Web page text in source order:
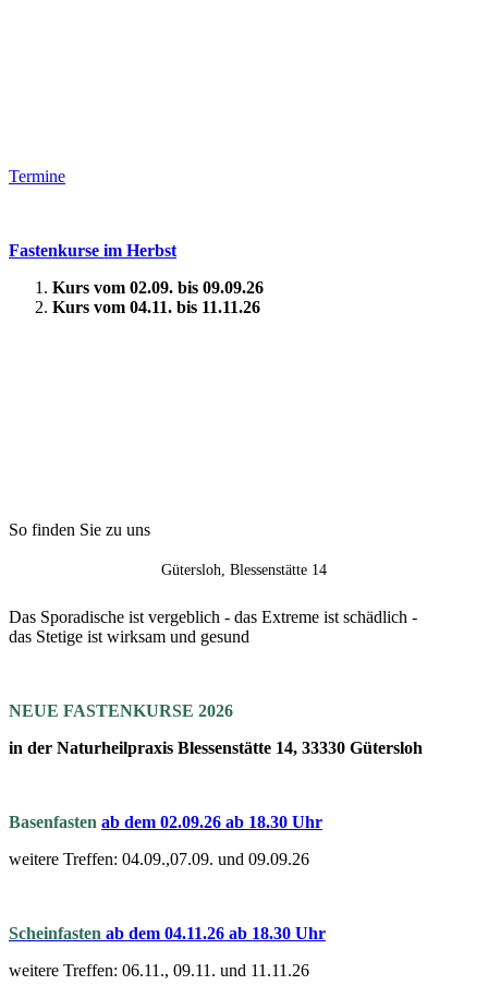
Termine
Fastenkurse im Herbst
Kurs vom 02.09. bis 09.09.26
Kurs vom 04.11. bis 11.11.26
So finden Sie zu uns
Gütersloh, Blessenstätte 14
Das Sporadische ist vergeblich - das Extreme ist schädlich -
das Stetige ist wirksam und gesund
NEUE FASTENKURSE 2026
in der Naturheilpraxis Blessenstätte 14, 33330 Gütersloh
Basenfasten ab dem 02.09.26 ab 18.30 Uhr
weitere Treffen: 04.09.,07.09. und 09.09.26
Scheinfasten ab dem 04.11.26 ab 18.30 Uhr
weitere Treffen: 06.11., 09.11. und 11.11.26